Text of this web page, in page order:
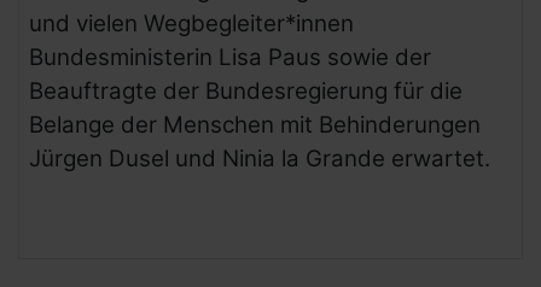
und vielen Wegbegleiter*innen
Bundesministerin Lisa Paus sowie der
Beauftragte der Bundesregierung für die
Belange der Menschen mit Behinderungen
Jürgen Dusel und Ninia la Grande erwartet.